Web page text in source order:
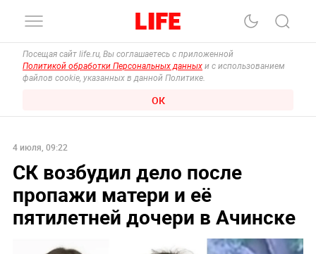
Посещая сайт life.ru, Вы соглашаетесь с приложенной
Политикой обработки Персональных данных и с использованием
файлов cookie, указанных в данной Политике.
ОК
4 июля, 09:22
СК возбудил дело после
пропажи матери и её
пятилетней дочери в Ачинске